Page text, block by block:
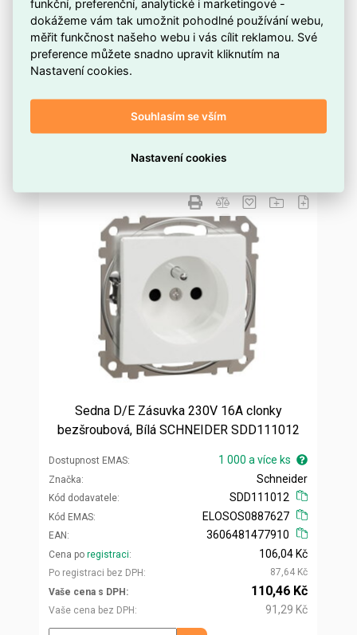
Kód dodavatele
NU320118
Kód EMAS
EAN
ELOSOS1295219
3606489455033
Cena po registraci
ks
Sedna D/E Zásuvka 230V 16A clonky
bezšroubová, Bílá SCHNEIDER SDD111012
Dostupnost EMAS 1 000 a více ks
Značka
Kód dodavatele
Schneider
SDD111012
Kód EMAS
EAN
ELOSOS0887627
3606481477910
Cena po registraci
Po registraci bez DPH
106,04 Kč
87,64 Kč
Vaše cena s DPH
Vaše cena bez DPH
110,46 Kč
91,29 Kč
funkční, preferenční, analytické i marketingové -
dokážeme vám tak umožnit pohodlné používání webu,
měřit funkčnost našeho webu i vás cílit reklamou. Své
preference můžete snadno upravit kliknutím na
Nastavení cookies.
Souhlasím se vším
Nastavení cookies